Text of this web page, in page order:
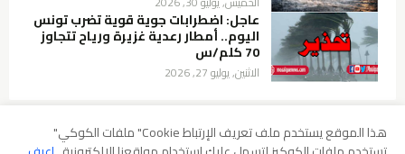
عاجل: اضطرابات جوية قوية تضرب تونس
اليوم.. أمطار رعدية غزيرة ورياح تتجاوز
70 كلم/س
الاثنين, يوليو 27, 2026
هذا الموقع يستخدم ملف تعريف الإرتباط Cookie" ملفات الكوكي"